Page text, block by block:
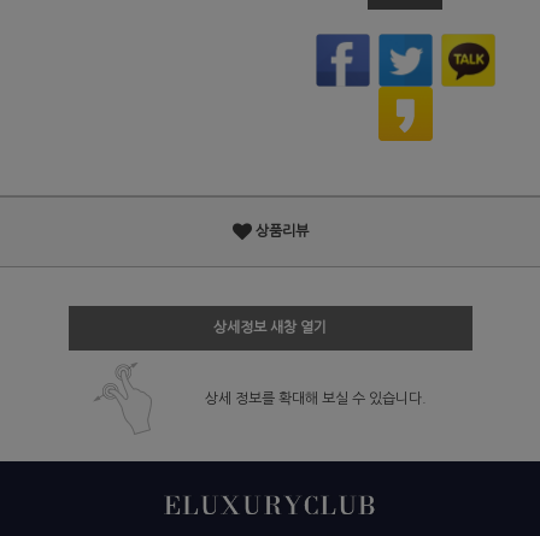
상품리뷰
상세정보 새창 열기
상세 정보를 확대해 보실 수 있습니다.